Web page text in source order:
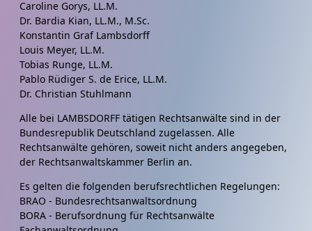
Caroline Gorys, LL.M.
Dr. Bardia Kian, LL.M., M.Sc.
Konstantin Graf Lambsdorff
Louis Meyer, LL.M.
Tobias Runge, LL.M.
Pablo Rüdiger S. de Erice, LL.M.
Dr. Christian Stuhlmann
Alle bei LAMBSDORFF tätigen Rechtsanwälte sind in der
Bundesrepublik Deutschland zugelassen. Alle
Rechtsanwälte gehören, soweit nicht anders angegeben,
der Rechtsanwaltskammer Berlin an.
Es gelten die folgenden berufsrechtlichen Regelungen:
BRAO - Bundesrechtsanwaltsordnung
BORA - Berufsordnung für Rechtsanwälte